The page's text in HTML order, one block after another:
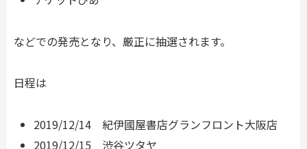
などでの発売となり、厳正に抽選されます。
日程は
2019/12/14 紀伊國屋書店グランフロント大阪店
2019/12/15 渋谷ツタヤ